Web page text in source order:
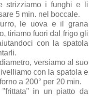
strizziamo i funghi e li
5 min. nel boccale.
le uova e il grana
tiriamo fuori dal frigo gli
con la spatola
versiamo al suo
con la spatola e
a 200° per 20 min.
"frittata" in un piatto da